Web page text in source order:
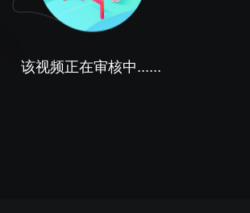
该视频正在审核中......